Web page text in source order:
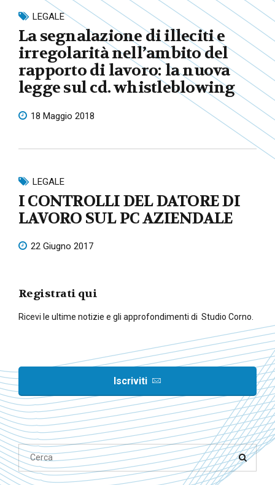
LEGALE
La segnalazione di illeciti e
irregolarità nell’ambito del
rapporto di lavoro: la nuova
legge sul cd. whistleblowing
18 Maggio 2018
LEGALE
I CONTROLLI DEL DATORE DI
LAVORO SUL PC AZIENDALE
22 Giugno 2017
Registrati qui
Ricevi le ultime notizie e gli approfondimenti di Studio Corno.
Iscriviti